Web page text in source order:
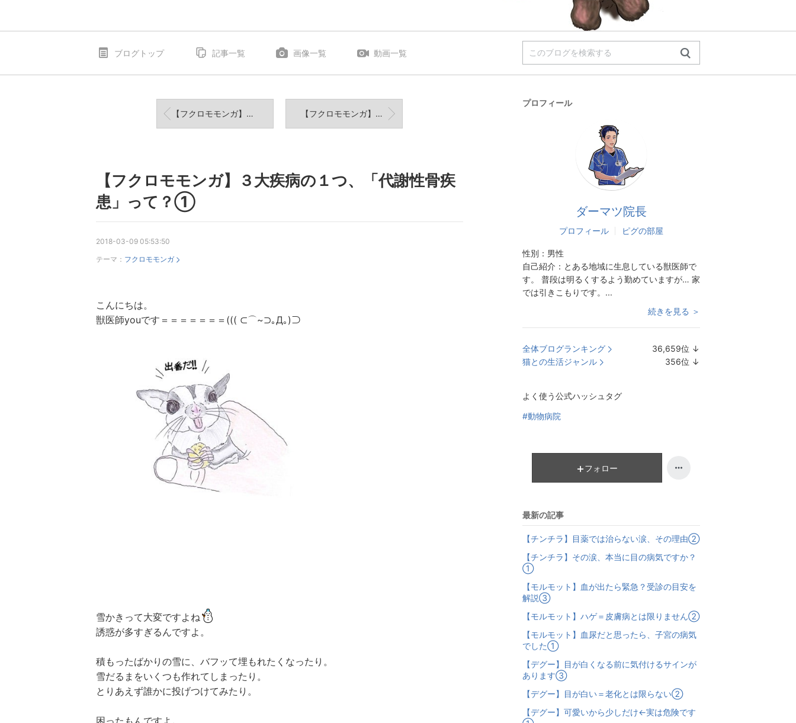
ブログトップ 記事一覧 画像一覧 動画一覧
【フクロモモンガ】３大疾病の１つ、「代謝性骨疾患」って？② 【フクロモモンガ】初めまして。甘い物好きの滑空者〜Sugar glider〜②
【フクロモモンガ】３大疾病の１つ、「代謝性骨疾
患」って？①
2018-03-09 05:53:50
テーマ： フクロモモンガ
こんにちは。
獣医師youです＝＝＝＝＝＝＝((( ⊂⌒~⊃｡Д｡)⊃
雪かきって大変ですよね
誘惑が多すぎるんですよ。
積もったばかりの雪に、バフッて埋もれたくなったり。
雪だるまをいくつも作れてしまったり。
とりあえず誰かに投げつけてみたり。
困ったもんですよ。
プロフィール
ダーマツ院長
プロフィール ピグの部屋
性別： 男性
自己紹介： とある地域に生息している獣医師で
す。 普段は明るくするよう勤めていますが… 家
では引きこもりです。...
続きを見る ＞
全体ブログランキング 36,659位 ↓
猫との生活ジャンル 356位 ↓
よく使う公式ハッシュタグ
#動物病院
フォロー
最新の記事
【チンチラ】目薬では治らない涙、その理由②
【チンチラ】その涙、本当に目の病気ですか？
①
【モルモット】血が出たら緊急？受診の目安を
解説③
【モルモット】ハゲ＝皮膚病とは限りません②
【モルモット】血尿だと思ったら、子宮の病気
でした①
【デグー】目が白くなる前に気付けるサインが
あります③
【デグー】目が白い＝老化とは限らない②
【デグー】可愛いから少しだけ←実は危険です